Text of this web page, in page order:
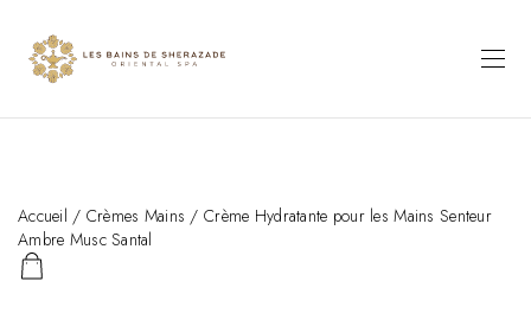
Accueil / Crèmes Mains / Crème Hydratante pour les Mains Senteur
Ambre Musc Santal